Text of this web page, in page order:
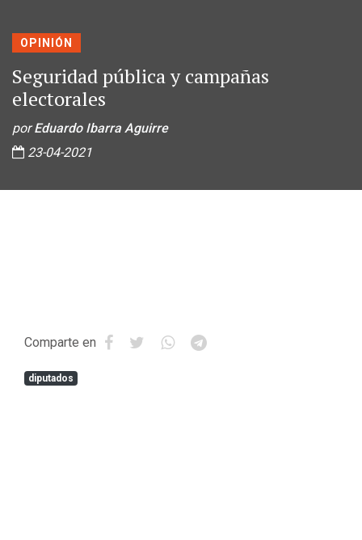
OPINIÓN
Seguridad pública y campañas
electorales
porEduardo Ibarra Aguirre
23-04-2021
Comparte en
diputados